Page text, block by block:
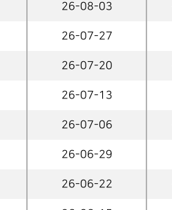
26-08-03
26-07-27
26-07-20
26-07-13
26-07-06
26-06-29
26-06-22